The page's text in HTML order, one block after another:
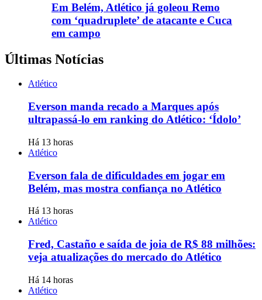
Em Belém, Atlético já goleou Remo
com ‘quadruplete’ de atacante e Cuca
em campo
Últimas Notícias
Atlético
Everson manda recado a Marques após
ultrapassá-lo em ranking do Atlético: ‘Ídolo’
Há 13 horas
Atlético
Everson fala de dificuldades em jogar em
Belém, mas mostra confiança no Atlético
Há 13 horas
Atlético
Fred, Castaño e saída de joia de R$ 88 milhões:
veja atualizações do mercado do Atlético
Há 14 horas
Atlético